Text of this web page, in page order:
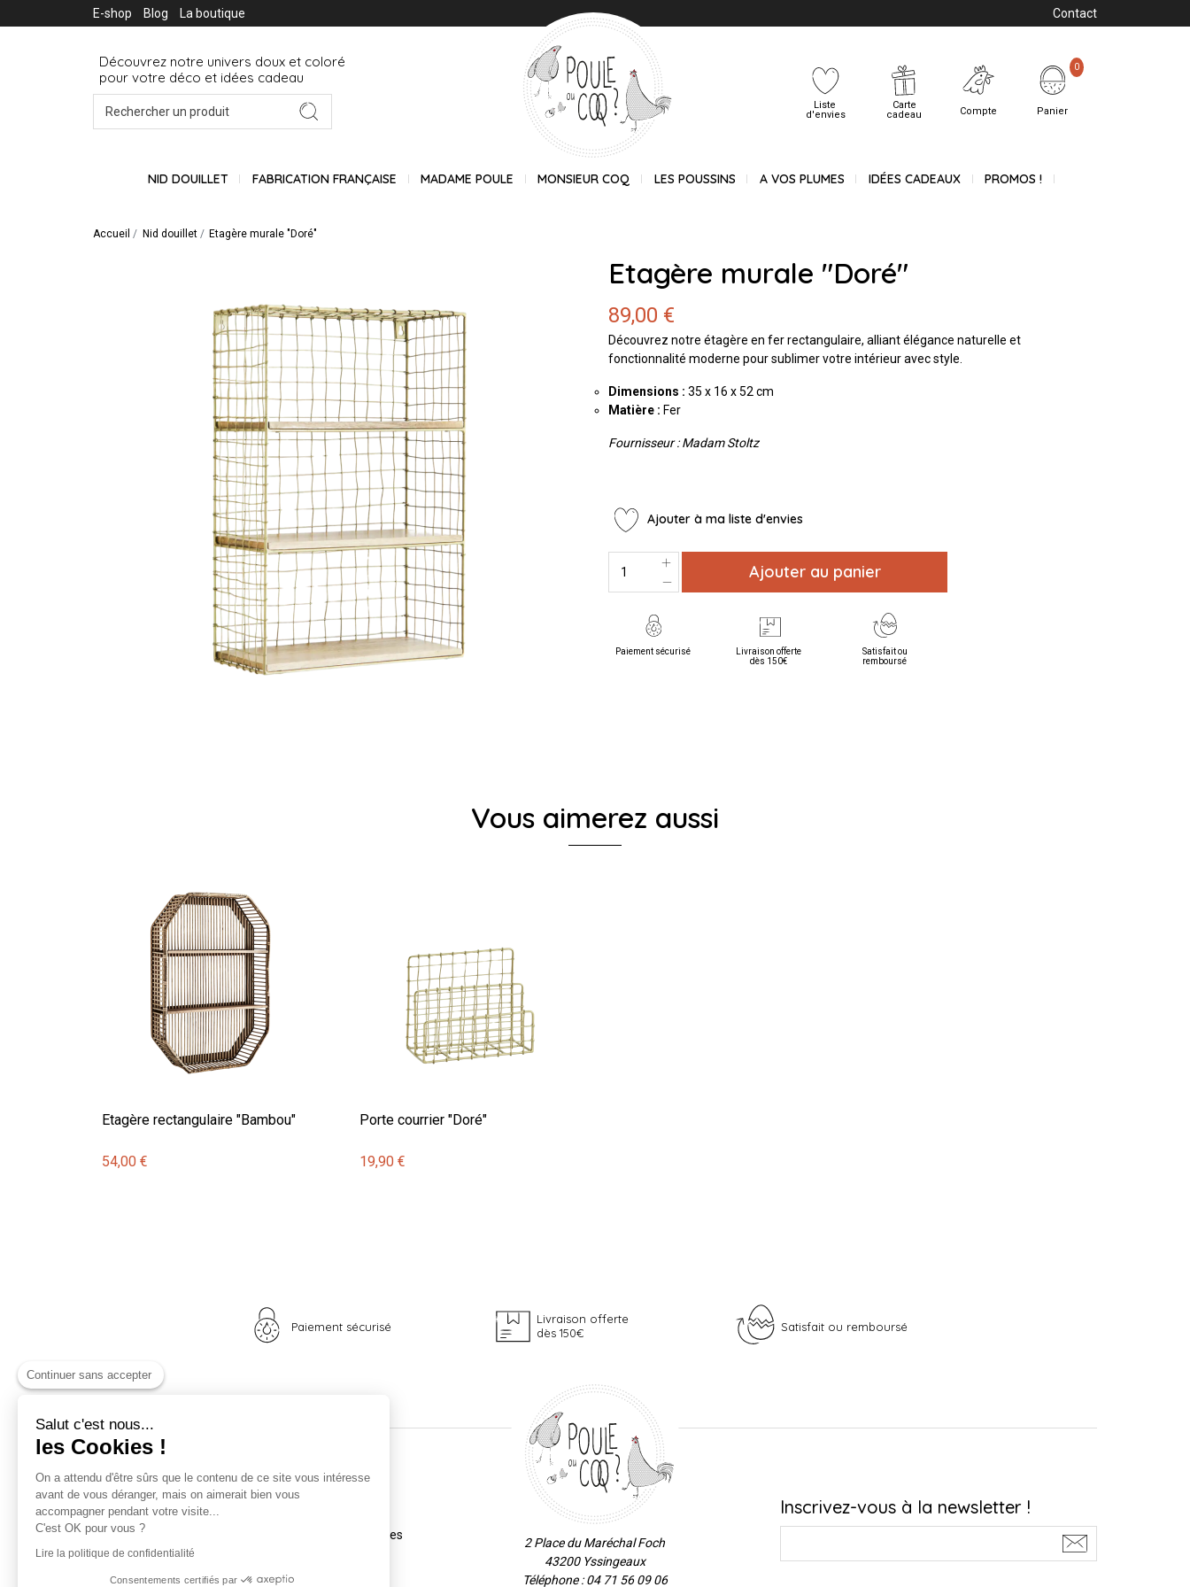
E-shop Blog La boutique Contact
Découvrez notre univers doux et coloré
pour votre déco et idées cadeau
Liste
d'envies
Carte
cadeau
Compte Panier
0
NID DOUILLET FABRICATION FRANÇAISE MADAME POULE MONSIEUR COQ LES POUSSINS A VOS PLUMES IDÉES CADEAUX PROMOS !
Accueil Nid douillet Etagère murale "Doré"
Etagère murale "Doré"
89,00 €
Découvrez notre étagère en fer rectangulaire, alliant élégance naturelle et
fonctionnalité moderne pour sublimer votre intérieur avec style.
Dimensions : 35 x 16 x 52 cm
Matière : Fer
Fournisseur : Madam Stoltz
Ajouter à ma liste d'envies
Ajouter au panier
Paiement sécurisé
Livraison offerte
dès 150€
Satisfait ou
remboursé
Vous aimerez aussi
Etagère rectangulaire "Bambou"
54,00 €
Porte courrier "Doré"
19,90 €
Paiement sécurisé
Livraison offerte
dès 150€
Satisfait ou remboursé
Nos univers
Nid douillet
Madame Poule
Monsieur Coq
Les poussins
Informations
La boutique
Coordonnées et horaires
2 Place du Maréchal Foch
43200 Yssingeaux
Téléphone : 04 71 56 09 06
Inscrivez-vous à la newsletter !
Continuer sans accepter
Salut c'est nous...
les Cookies !
On a attendu d'être sûrs que le contenu de ce site vous intéresse
avant de vous déranger, mais on aimerait bien vous
accompagner pendant votre visite...
C'est OK pour vous ?
Lire la politique de confidentialité
Consentements certifiés par